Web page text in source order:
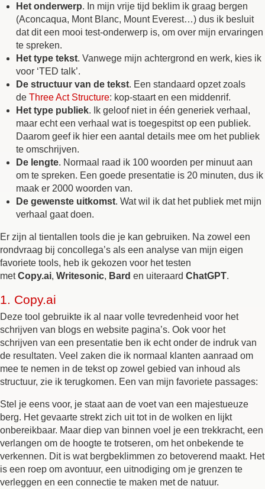
Het onderwerp. In mijn vrije tijd beklim ik graag bergen
(Aconcaqua, Mont Blanc, Mount Everest…) dus ik besluit
dat dit een mooi test-onderwerp is, om over mijn ervaringen
te spreken.
Het type tekst. Vanwege mijn achtergrond en werk, kies ik
voor ‘TED talk’.
De structuur van de tekst. Een standaard opzet zoals
deThree Act Structure: kop-staart en een middenrif.
Het type publiek. Ik geloof niet in één generiek verhaal,
maar echt een verhaal wat is toegespitst op een publiek.
Daarom geef ik hier een aantal details mee om het publiek
te omschrijven.
De lengte. Normaal raad ik 100 woorden per minuut aan
om te spreken. Een goede presentatie is 20 minuten, dus ik
maak er 2000 woorden van.
De gewenste uitkomst. Wat wil ik dat het publiek met mijn
verhaal gaat doen.
Er zijn al tientallen tools die je kan gebruiken. Na zowel een
rondvraag bij concollega’s als een analyse van mijn eigen
favoriete tools, heb ik gekozen voor het testen
metCopy.ai, Writesonic, Bard en uiteraard ChatGPT.
1. Copy.ai
Deze tool gebruikte ik al naar volle tevredenheid voor het
schrijven van blogs en website pagina’s. Ook voor het
schrijven van een presentatie ben ik echt onder de indruk van
de resultaten. Veel zaken die ik normaal klanten aanraad om
mee te nemen in de tekst op zowel gebied van inhoud als
structuur, zie ik terugkomen. Een van mijn favoriete passages:
Stel je eens voor, je staat aan de voet van een majestueuze
berg. Het gevaarte strekt zich uit tot in de wolken en lijkt
onbereikbaar. Maar diep van binnen voel je een trekkracht, een
verlangen om de hoogte te trotseren, om het onbekende te
verkennen. Dit is wat bergbeklimmen zo betoverend maakt. Het
is een roep om avontuur, een uitnodiging om je grenzen te
verleggen en een connectie te maken met de natuur.